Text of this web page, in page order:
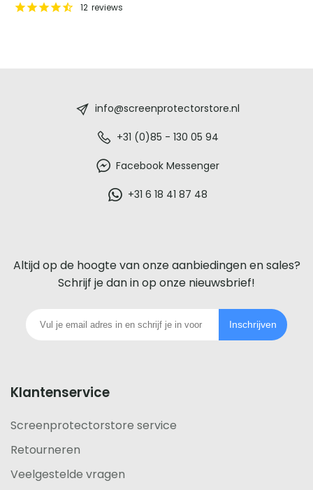
12 reviews
voor
iedere
telefoon
info@screenprotectorstore.nl
+31 (0)85 - 130 05 94
Facebook Messenger
+31 6 18 41 87 48
Altijd op de hoogte van onze aanbiedingen en sales?
Schrijf je dan in op onze nieuwsbrief!
Inschrijven
Klantenservice
Screenprotectorstore service
Retourneren
Veelgestelde vragen